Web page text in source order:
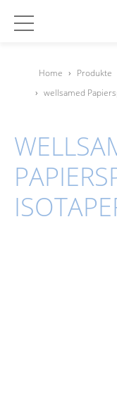
Home › Produkte
› wellsamed